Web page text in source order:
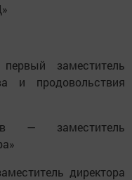
заместитель
и продовольствия
— заместитель
директора